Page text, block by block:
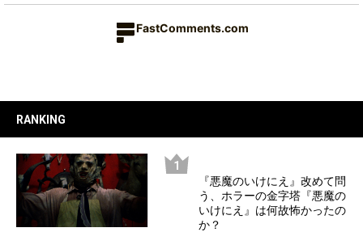
FastComments.com
RANKING
『悪魔のいけにえ』改めて問
う、ホラーの金字塔『悪魔の
いけにえ』は何故怖かったの
か？